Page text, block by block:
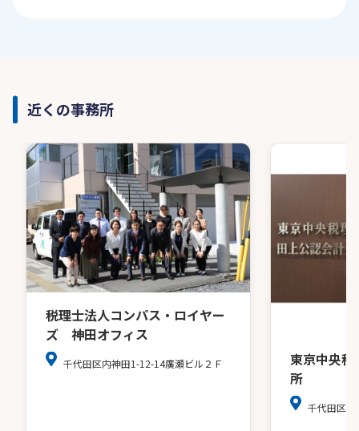
近くの事務所
税理士法人コンパス・ロイヤー
ズ 神田オフィス
千代田区内神田1-12-14廣瀬ビル２Ｆ
東京中央
所
千代田区麹